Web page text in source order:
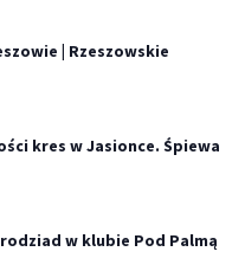
| Rzeszowskie
kres w Jasionce. Śpiewa
w klubie Pod Palmą